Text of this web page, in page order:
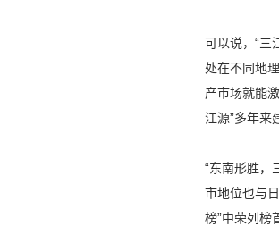
可以说，“三
处在不同地
产市场就能
江源”多年来
“东南形胜，
市地位也与
榜”中荣列榜